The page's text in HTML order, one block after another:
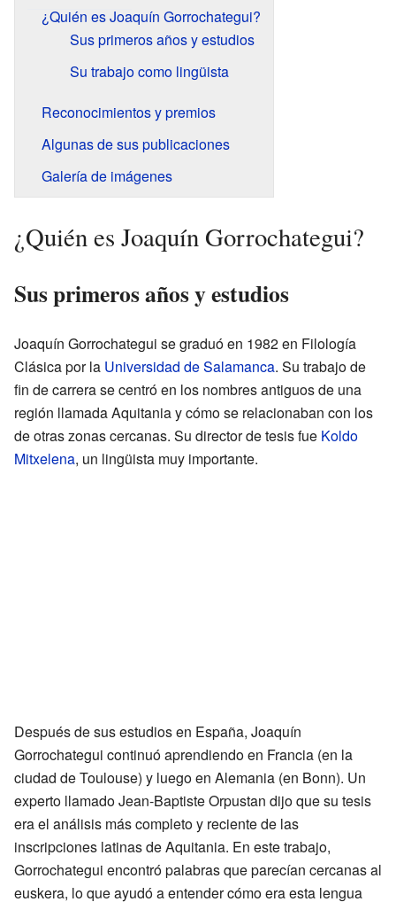
¿Quién es Joaquín Gorrochategui?
Sus primeros años y estudios
Su trabajo como lingüista
Reconocimientos y premios
Algunas de sus publicaciones
Galería de imágenes
¿Quién es Joaquín Gorrochategui?
Sus primeros años y estudios
Joaquín Gorrochategui se graduó en 1982 en Filología
Clásica por la Universidad de Salamanca. Su trabajo de
fin de carrera se centró en los nombres antiguos de una
región llamada Aquitania y cómo se relacionaban con los
de otras zonas cercanas. Su director de tesis fue Koldo
Mitxelena, un lingüista muy importante.
Después de sus estudios en España, Joaquín
Gorrochategui continuó aprendiendo en Francia (en la
ciudad de Toulouse) y luego en Alemania (en Bonn). Un
experto llamado Jean-Baptiste Orpustan dijo que su tesis
era el análisis más completo y reciente de las
inscripciones latinas de Aquitania. En este trabajo,
Gorrochategui encontró palabras que parecían cercanas al
euskera, lo que ayudó a entender cómo era esta lengua